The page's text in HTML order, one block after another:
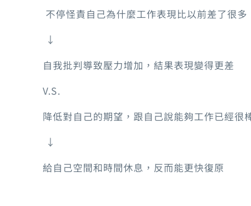
不停怪責自己為什麼工作表現比以前差了很多
↓
自我批判導致壓力增加，結果表現變得更差
V.S.
降低對自己的期望，跟自己說能夠工作已經很
↓
給自己空間和時間休息，反而能更快復原